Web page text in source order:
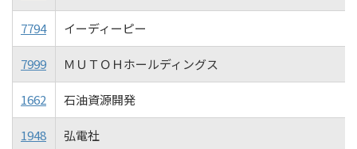
7794 イーディーピー
7999 ＭＵＴＯＨホールディングス
1662 石油資源開発
1948 弘電社